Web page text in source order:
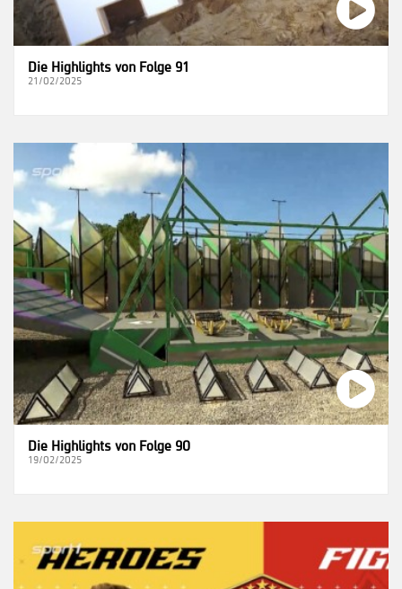
Die Highlights von Folge 91
21/02/2025
Die Highlights von Folge 90
19/02/2025